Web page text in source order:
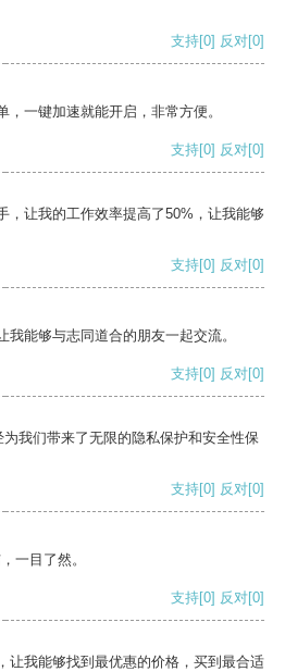
支持[0] 反对[0]
一键加速就能开启，非常方便。
支持[0] 反对[0]
，让我的工作效率提高了50%，让我能够
支持[0] 反对[0]
能够与志同道合的朋友一起交流。
支持[0] 反对[0]
我们带来了无限的隐私保护和安全性保
支持[0] 反对[0]
一目了然。
支持[0] 反对[0]
让我能够找到最优惠的价格，买到最合适